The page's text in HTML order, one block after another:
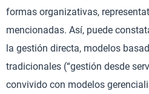
formas organizativas,
mencionadas. Así, puede
la gestión directa, modelos
tradicionales (“gestión desde
convivido con modelos